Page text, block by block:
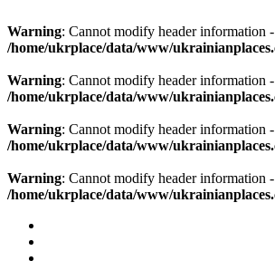
Warning: Cannot modify header information
/home/ukrplace/data/www/
Warning: Cannot modify header information
/home/ukrplace/data/www/
Warning: Cannot modify header information
/home/ukrplace/data/www/
Warning: Cannot modify header information
/home/ukrplace/data/www/